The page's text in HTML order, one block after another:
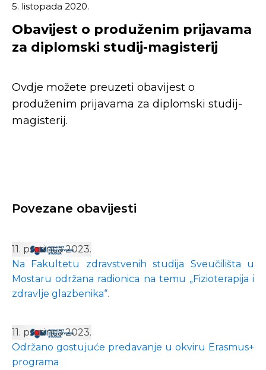
5. listopada 2020.
Obavijest o produženim prijavama
za diplomski studij-magisterij
Ovdje možete preuzeti obavijest o
produženim prijavama za diplomski studij-
magisterij.
Povezane obavijesti
11. prosinca 2023.
Na Fakultetu zdravstvenih studija Sveučilišta u
Mostaru održana radionica na temu „Fizioterapija i
zdravlje glazbenika“.
11. prosinca 2023.
Održano gostujuće predavanje u okviru Erasmus+
programa